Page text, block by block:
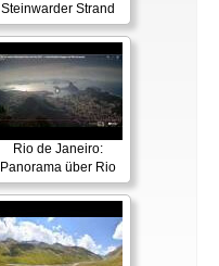
Steinwarder Strand
Rio de Janeiro:
Panorama über Rio